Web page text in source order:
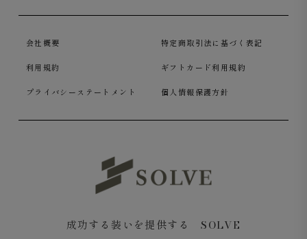
会社概要 特定商取引法に基づく表記
利用規約 ギフトカード利用規約
プライバシーステートメント 個人情報保護方針
成功する装いを提供する SOLVE